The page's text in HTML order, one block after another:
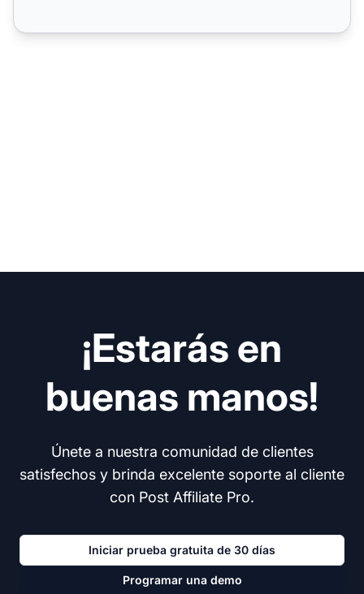
¡Estarás en
buenas manos!
Únete a nuestra comunidad de clientes
satisfechos y brinda excelente soporte al cliente
con Post Affiliate Pro.
Iniciar prueba gratuita de 30 días
Programar una demo